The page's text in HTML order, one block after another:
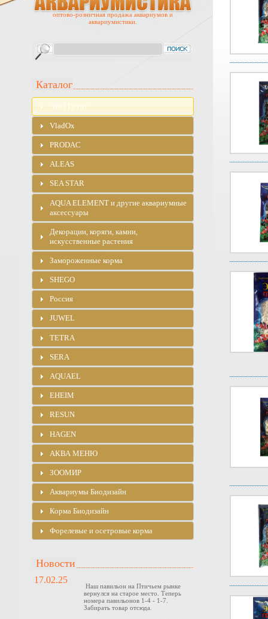
оптово-розничная продажа аквариумов и
аквариумистики.
Каталог
ЭKO Грунт
VladOx
PRODAC
ALEAS
SEA STAR
AQUA ELEMENT и другие аквариумные
аксессуары
Декорации, коряги, камни,
искусственные растения
Замороженные корма
SHEGO
Россия
JUWEL
TETRA
SERA
AQUAEL
EHEIM
RESUN
HAGEN
АКВА МЕНЮ
ЗООМИР
Аквариумы Биодизайн
Корма Биодизайн
Форелевые и осетровые корма
Новости
17.02.25
Наш павильон на Птичьем рынке
вернулся на старое место. Теперь
номера павильонов 1-4 - 1-7.
Забирать товар отсюда.